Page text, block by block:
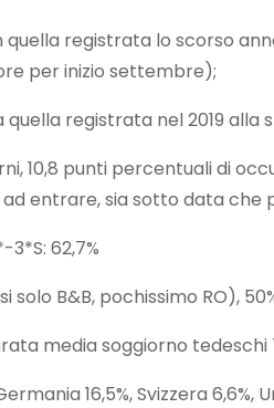
registrata lo scorso
per inizio settembre);
registrata nel 2019 alla
10,8 punti percentuali di
entrare, sia sotto data che
62,7%
B&B, pochissimo RO),
media soggiorno tedeschi
16,5%, Svizzera 6,6%,